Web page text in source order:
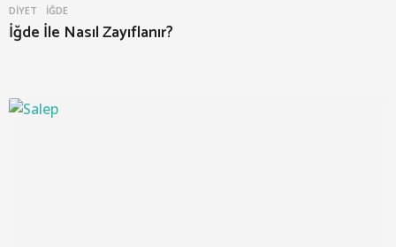
DIYET İĞDE
İğde İle Nasıl Zayıflanır?